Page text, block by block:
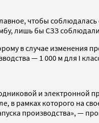
чтобы соблюдалась
лишь бы СЗЗ
в случае изменения
— 1 000 м для I
и
в рамках которого на
производства», —